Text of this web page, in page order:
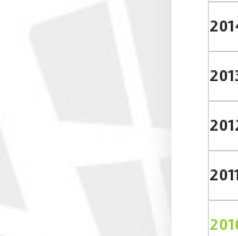
2011